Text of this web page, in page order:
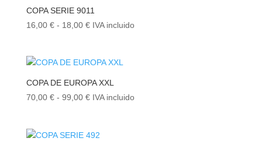
22,00 €.16,00 €.
COPA SERIE 9011
16,00 € - 18,00 €Rango
desde
16,00 €
IVA incluido
COPA DE EUROPA XXL
70,00 € - 99,00 €Rango
desde
IVA incluido